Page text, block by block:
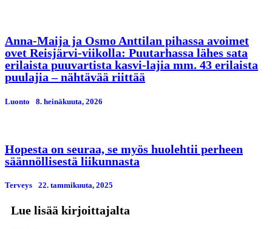
Anna-Maija ja Osmo Anttilan pihassa avoimet
ovet Reisjärvi-viikolla: Puutarhassa lähes sata
erilaista puuvartista kasvi-lajia mm. 43 erilaista
puulajia – nähtävää riittää
Luonto 8. heinäkuuta, 2026
Hopesta on seuraa, se myös huolehtii perheen
säännöllisestä liikunnasta
Terveys 22. tammikuuta, 2025
Lue lisää kirjoittajalta